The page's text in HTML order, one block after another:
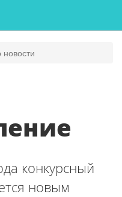
конкурсный
новым